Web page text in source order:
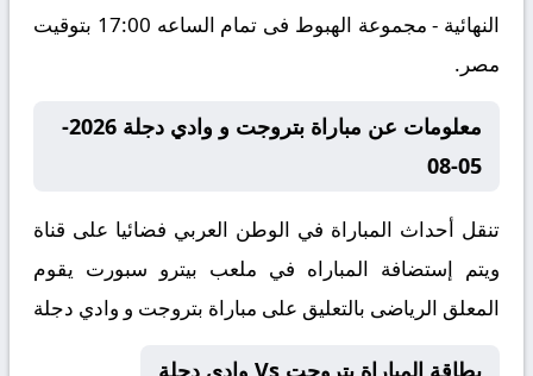
النهائية - مجموعة الهبوط فى تمام الساعه 17:00 بتوقيت
مصر.
معلومات عن مباراة بتروجت و وادي دجلة 2026-
05-08
تنقل أحداث المباراة في الوطن العربي فضائيا على قناة
ويتم إستضافة المباراه في ملعب بيترو سبورت يقوم
المعلق الرياضى بالتعليق على مباراة بتروجت و وادي دجلة
بطاقة المباراة بتروجت Vs وادي دجلة